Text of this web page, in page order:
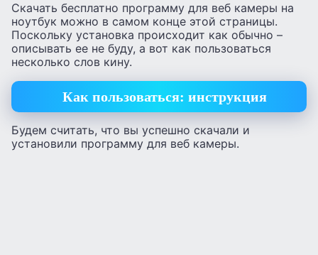
Скачать бесплатно программу для веб камеры на
ноутбук можно в самом конце этой страницы.
Поскольку установка происходит как обычно –
описывать ее не буду, а вот как пользоваться
несколько слов кину.
Как пользоваться: инструкция
Будем считать, что вы успешно скачали и
установили программу для веб камеры.